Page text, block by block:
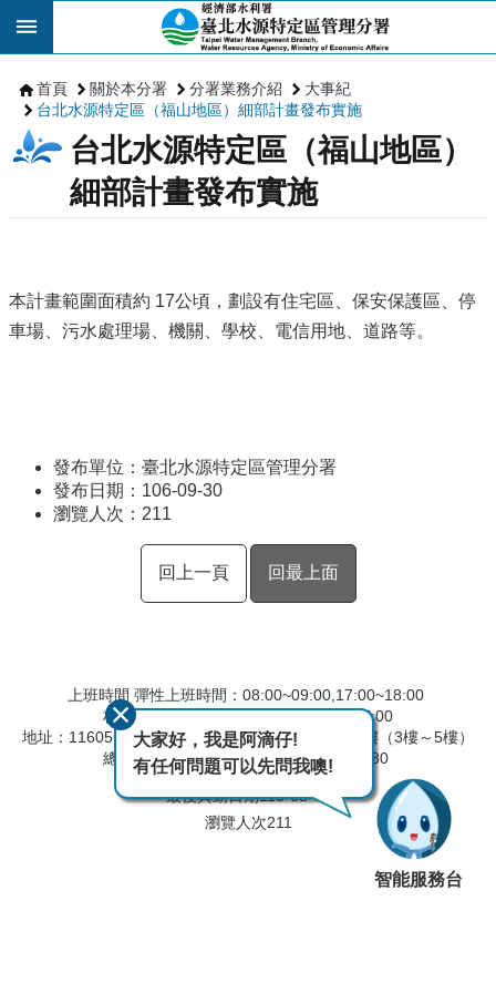
跳到主要內容區塊
首頁 關於本分署 分署業務介紹
大事紀
台北水源特定區（福山地區）細部計畫發布實施
台北水源特定區（福山地區）
細部計畫發布實施
本計畫範圍面積約 17公頃，劃設有住宅區、保安保護區、停
車場、污水處理場、機關、學校、電信用地、道路等。
發布單位：臺北水源特定區管理分署
發布日期：106-09-30
瀏覽人次： 211
回上一頁 回最上面
上班時間 彈性上班時間：08:00~09:00,17:00~18:00
核心上班時間：09:00~12:30,13:30~17:00
地址：116056 臺北市文山區羅斯福路六段168號4樓（3樓～5樓）
總機：02-29173282 傳真：02-29117280
最後異動日期115-08-07
瀏覽人次211
大家好，我是阿滴仔!
有任何問題可以先問我噢!
智能服務台